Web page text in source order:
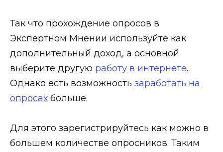
Так что прохождение опросов в
Экспертном Мнении используйте как
дополнительный доход, а основной
выберите другую работу в интернете.
Однако есть возможность заработать на
опросах больше.
Для этого зарегистрируйтесь как можно в
большем количестве опросников. Таким